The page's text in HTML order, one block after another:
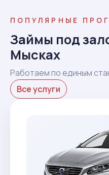
ПОПУЛЯРНЫЕ
Займы под
Мысках
Работаем по единым
Все услуги